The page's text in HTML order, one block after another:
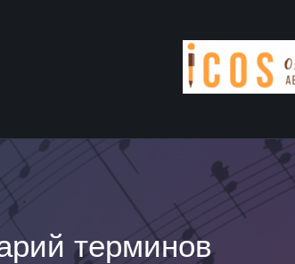
терминов